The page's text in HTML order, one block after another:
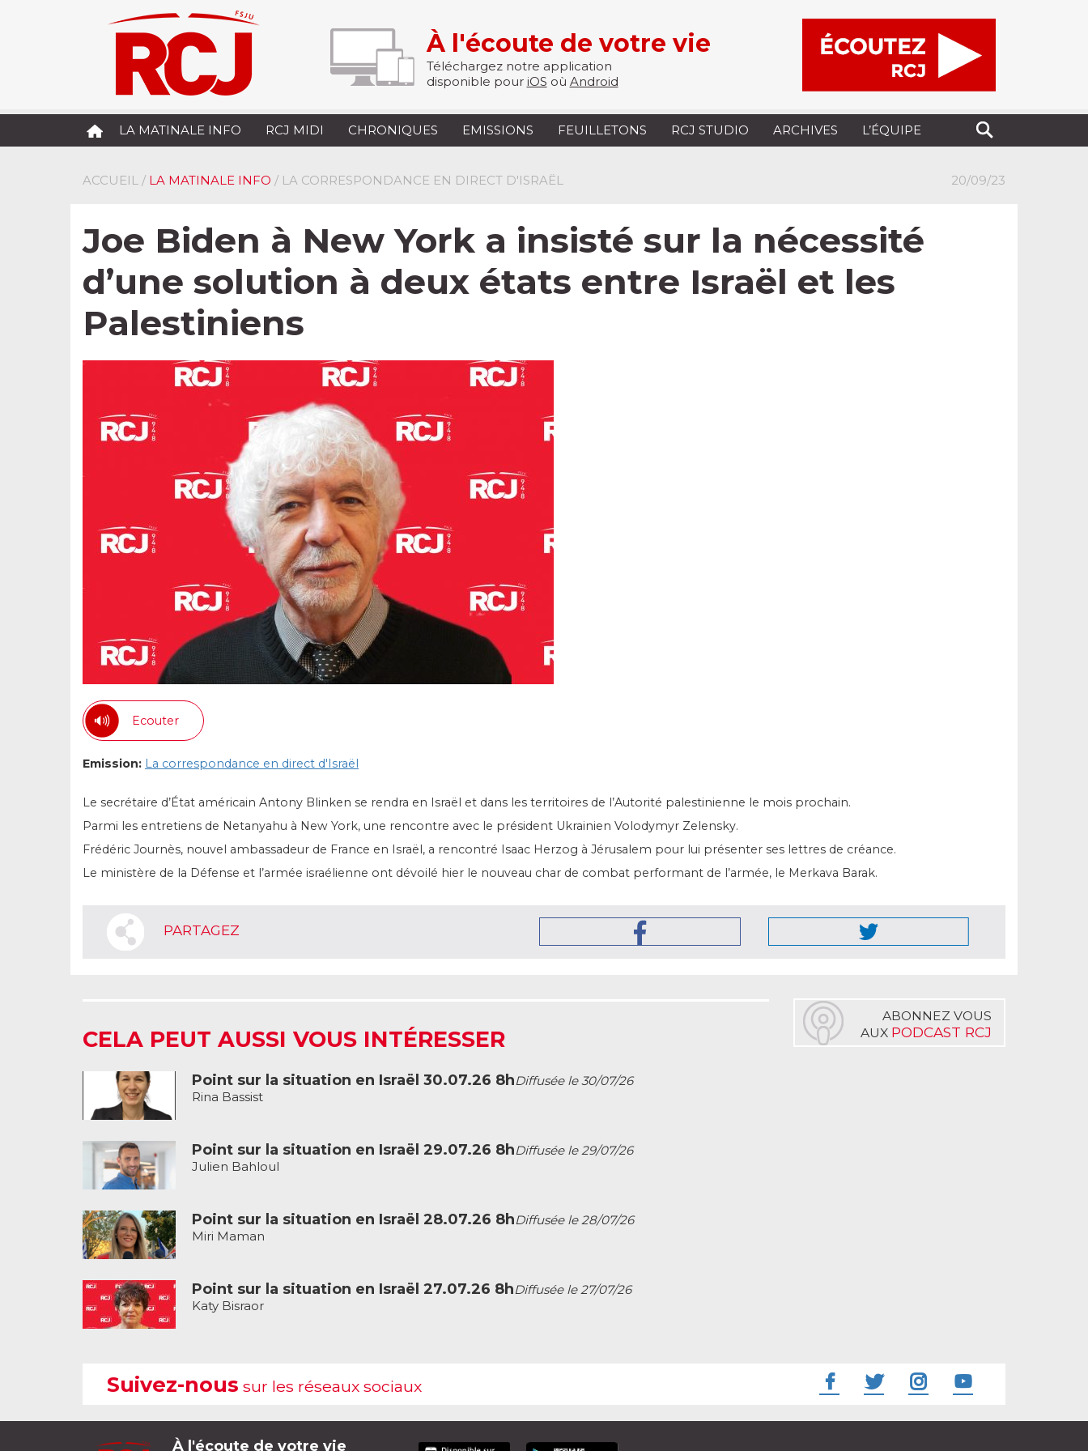
À l'écoute de votre vie
Téléchargez notre application
disponible pour iOS où Android
LA MATINALE INFO RCJ MIDI CHRONIQUES EMISSIONS FEUILLETONS RCJ STUDIO ARCHIVES L’ÉQUIPE
ACCUEIL / LA MATINALE INFO / LA CORRESPONDANCE EN DIRECT D'ISRAËL 20/09/23
Joe Biden à New York a insisté sur la nécessité
d’une solution à deux états entre Israël et les
Palestiniens
Ecouter
Emission: La correspondance en direct d'Israël
Le secrétaire d’État américain Antony Blinken se rendra en Israël et dans les territoires de l’Autorité palestinienne le mois prochain.
Parmi les entretiens de Netanyahu à New York, une rencontre avec le président Ukrainien Volodymyr Zelensky.
Frédéric Journès, nouvel ambassadeur de France en Israël, a rencontré Isaac Herzog à Jérusalem pour lui présenter ses lettres de créance.
Le ministère de la Défense et l’armée israélienne ont dévoilé hier le nouveau char de combat performant de l’armée, le Merkava Barak.
PARTAGEZ
CELA PEUT AUSSI VOUS INTÉRESSER
Point sur la situation en Israël 30.07.26 8hDiffusée le 30/07/26
Rina Bassist
Point sur la situation en Israël 29.07.26 8hDiffusée le 29/07/26
Julien Bahloul
Point sur la situation en Israël 28.07.26 8hDiffusée le 28/07/26
Miri Maman
Point sur la situation en Israël 27.07.26 8hDiffusée le 27/07/26
Katy Bisraor
ABONNEZ VOUS
AUX PODCAST RCJ
Suivez-nous sur les réseaux sociaux
À l'écoute de votre vie